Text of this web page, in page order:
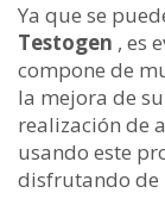
Ya que se
Testogen , es
compone de
la mejora de
realización de
usando este
disfrutando de